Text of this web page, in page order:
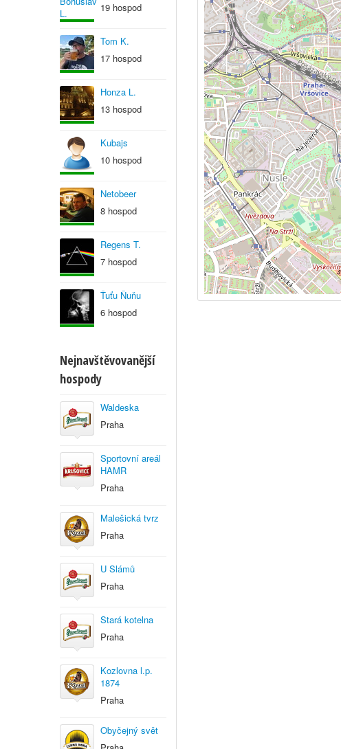
19 hospod
Tom K.
17 hospod
Honza L.
13 hospod
Kubajs
10 hospod
Netobeer
8 hospod
Regens T.
7 hospod
Ťuťu Ňuňu
6 hospod
Nejnavštěvovanější
hospody
Waldeska
Praha
Sportovní areál
HAMR
Praha
Malešická tvrz
Praha
U Slámů
Praha
Stará kotelna
Praha
Kozlovna l.p.
1874
Praha
Obyčejný svět